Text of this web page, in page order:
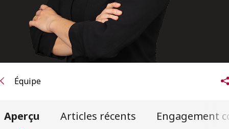
Équipe
Aperçu Articles récents Engagement